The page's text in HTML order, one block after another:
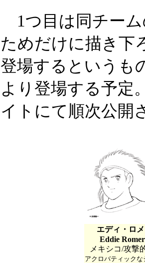
1つ目は同チーム
ためだけに描き下
登場するというも
より登場する予定
イトにて順次公開
エディ・ロ
Eddie
メキシコ/攻撃
アクロバティックな